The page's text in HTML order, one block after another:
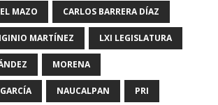
MAZO CARLOS BARRERA DÍAZ
MARTÍNEZ LXI LEGISLATURA
MORENA
NAUCALPAN PRI